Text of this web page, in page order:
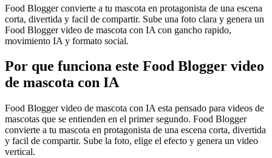
Food Blogger convierte a tu mascota en protagonista de una escena
corta, divertida y facil de compartir. Sube una foto clara y genera un
Food Blogger video de mascota con IA con gancho rapido,
movimiento IA y formato social.
Por que funciona este Food Blogger video
de mascota con IA
Food Blogger video de mascota con IA esta pensado para videos de
mascotas que se entienden en el primer segundo. Food Blogger
convierte a tu mascota en protagonista de una escena corta, divertida
y facil de compartir. Sube la foto, elige el efecto y genera un video
vertical.